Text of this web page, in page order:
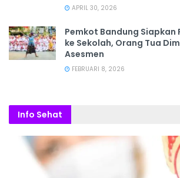
APRIL 30, 2026
Pemkot Bandung Siapkan
ke Sekolah, Orang Tua
Asesmen
FEBRUARI 8, 2026
Info Sehat